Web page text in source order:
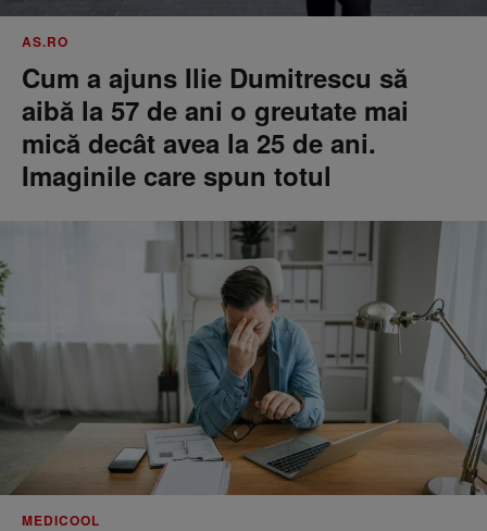
AS.RO
Cum a ajuns Ilie Dumitrescu să
aibă la 57 de ani o greutate mai
mică decât avea la 25 de ani.
Imaginile care spun totul
MEDICOOL